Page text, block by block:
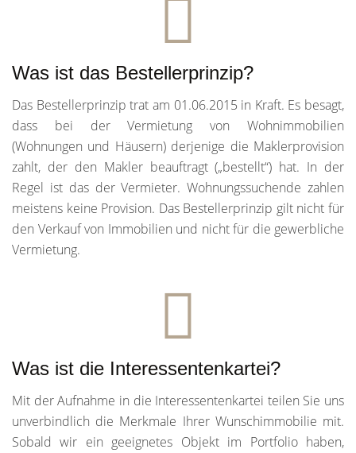
Was ist das Bestellerprinzip?
Das Bestellerprinzip trat am 01.06.2015 in Kraft. Es besagt,
dass bei der Vermietung von Wohnimmobilien
(Wohnungen und Häusern) derjenige die Maklerprovision
zahlt, der den Makler beauftragt („bestellt“) hat. In der
Regel ist das der Vermieter. Wohnungssuchende zahlen
meistens keine Provision. Das Bestellerprinzip gilt nicht für
den Verkauf von Immobilien und nicht für die gewerbliche
Vermietung.
Was ist die Interessentenkartei?
Mit der Aufnahme in die Interessentenkartei teilen Sie uns
unverbindlich die Merkmale Ihrer Wunschimmobilie mit.
Sobald wir ein geeignetes Objekt im Portfolio haben,